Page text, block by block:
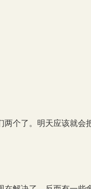
个了。明天应该就会